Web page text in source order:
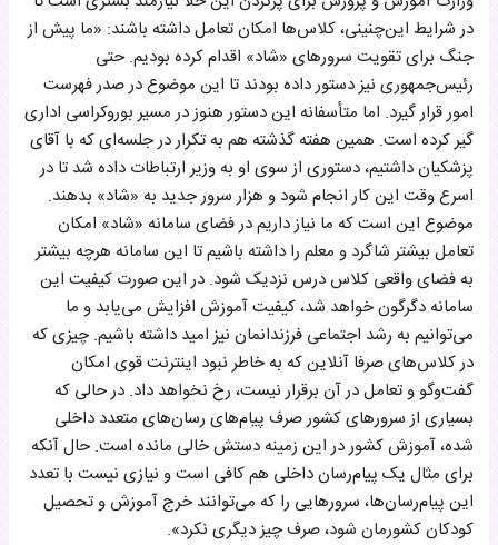
در شرایط این‌چنینی، کلاس‌ها امکان تعامل داشته باشند: «ما پیش از
جنگ برای تقویت سرورهای «شاد» اقدام کرده بودیم. حتی
رئیس‌جمهوری نیز دستور داده بودند تا این موضوع در صدر فهرست
امور قرار گیرد. اما متأسفانه این دستور هنوز در مسیر بوروکراسی اداری
گیر کرده است. همین هفته گذشته هم به تکرار در جلسه‌ای که با آقای
پزشکیان داشتیم، دستوری از سوی او به وزیر ارتباطات داده شد تا در
اسرع وقت این کار انجام شود و هزار سرور جدید به «شاد» بدهند.
موضوع این است که ما نیاز داریم ‌در فضای سامانه «شاد» امکان
تعامل بیشتر شاگرد و معلم را داشته باشیم تا این سامانه هرچه بیشتر
به فضای واقعی کلاس درس نزدیک شود. در این صورت کیفیت این
سامانه دگرگون خواهد شد، کیفیت آموزش افزایش می‌یابد و ما
می‌توانیم به رشد اجتماعی فرزندانمان نیز امید داشته باشیم. چیزی که
در کلاس‌های صرفا آنلاین که به خاطر نبود اینترنت قوی امکان
گفت‌وگو و تعامل در آن برقرار نیست، رخ نخواهد داد. در حالی که
بسیاری از سرورهای کشور صرف پیام‌های رسان‌های متعدد داخلی
شده‌، آموزش کشور در این زمینه دستش خالی مانده است. حال آنکه
برای مثال یک پیام‌رسان داخلی هم کافی است و نیازی نیست ‌با تعدد
این پیام‌رسان‌ها، سرورهایی را که می‌توانند خرج آموزش و تحصیل
کودکان کشورمان شود، صرف چیز دیگری نکرد».